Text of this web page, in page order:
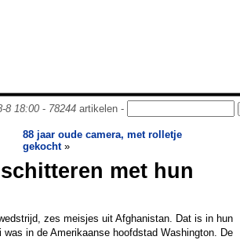
8 18:00- 78244artikelen -
88 jaar oude camera, met rolletje
gekocht»
met hun
zes meisjes uit Afghanistan. Dat is in hun
in de Amerikaanse hoofdstad Washington. De